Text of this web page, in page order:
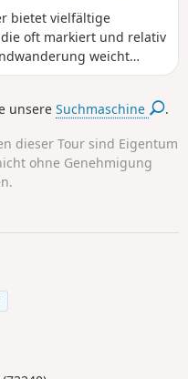
bietet vielfältige
oft markiert und relativ
weicht
Durchgang zwischen
de la Mule“ und zur
bekannt sind. Achtung:
und teilweise schwer
unsereSuchmaschine .
dieser Tour sind Eigentum
ohne Genehmigung